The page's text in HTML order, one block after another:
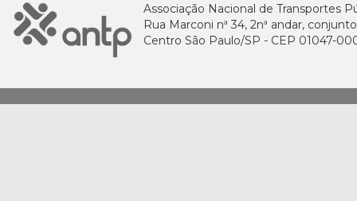
Associação Nacional de Transportes
Rua Marconi nª 34, 2nª andar,
Centro São Paulo/SP - CEP 01047-